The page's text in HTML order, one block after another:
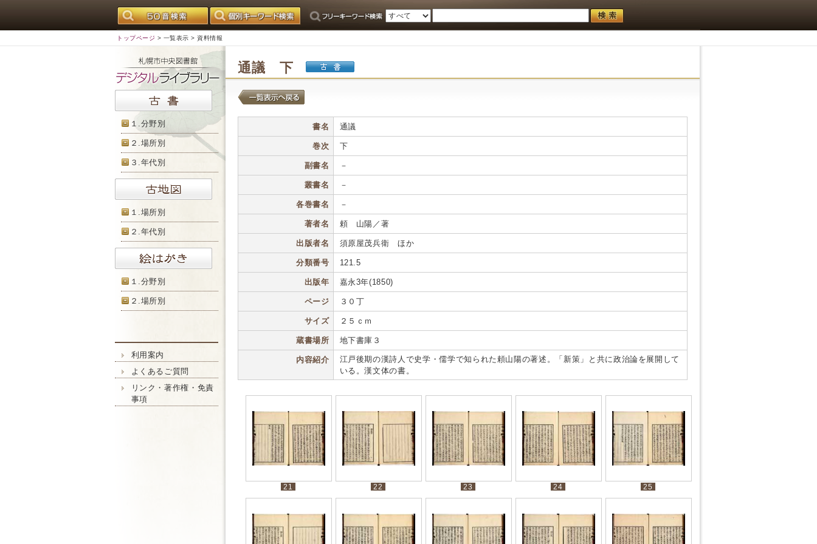
トップページ > 一覧表示 > 資料情報
１.分野別
２.場所別
３.年代別
１.場所別
２.年代別
１.分野別
２.場所別
利用案内
よくあるご質問
リンク・著作権・免責
事項
通議 下
書名 通議
巻次 下
副書名 －
叢書名 －
各巻書名 －
著者名 頼 山陽／著
出版者名 須原屋茂兵衛 ほか
分類番号 121.5
出版年 嘉永3年(1850)
ページ ３０丁
サイズ ２５ｃｍ
蔵書場所 地下書庫３
内容紹介
江戸後期の漢詩人で史学・儒学で知られた頼山陽の著述。「新策」と共に政治論を展開して
いる。漢文体の書。
21 22 23 24 25